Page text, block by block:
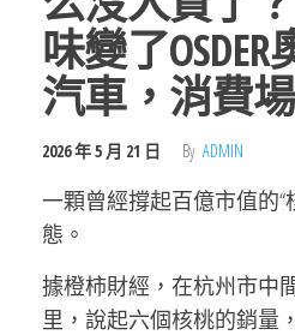
味變了
汽車，消費
2026 年 5 月 21 日 By ADMIN
一顆曾經撐起百億市值的“
態。
據橙柿財經，在杭州市中
里，說起六個核桃的銷量